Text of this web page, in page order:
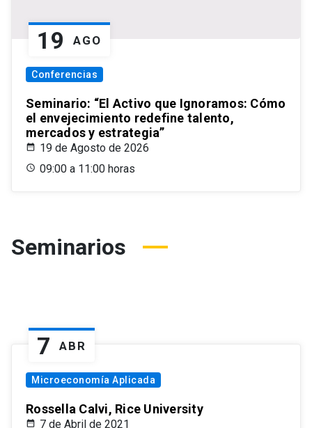
19 AGO
Conferencias
Seminario: “El Activo que Ignoramos: Cómo
el envejecimiento redefine talento,
mercados y estrategia”
19 de Agosto de 2026
09:00 a 11:00 horas
Seminarios
7 ABR
Microeconomía Aplicada
Rossella Calvi, Rice University
7 de Abril de 2021